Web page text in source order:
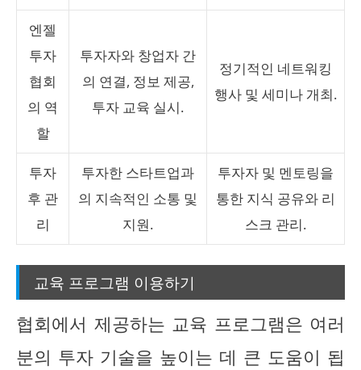
엔젤
투자
협회
의 역
할
투자자와 창업자 간
의 연결, 정보 제공,
투자 교육 실시.
정기적인 네트워킹
행사 및 세미나 개최.
투자
후 관
리
투자한 스타트업과
의 지속적인 소통 및
지원.
투자자 및 멘토링을
통한 지식 공유와 리
스크 관리.
교육 프로그램 이용하기
협회에서 제공하는 교육 프로그램은 여러
분의 투자 기술을 높이는 데 큰 도움이 됩